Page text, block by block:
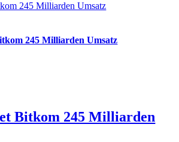
245 Milliarden Umsatz
245 Milliarden Umsatz
Bitkom 245 Milliarden